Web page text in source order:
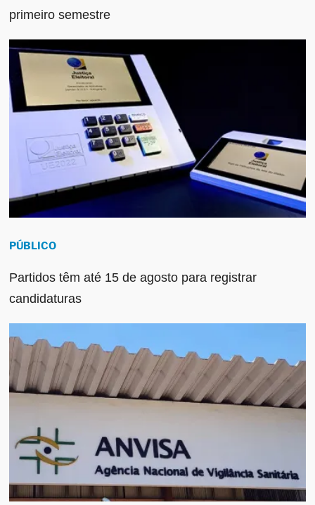
primeiro semestre
PÚBLICO
Partidos têm até 15 de agosto para registrar
candidaturas